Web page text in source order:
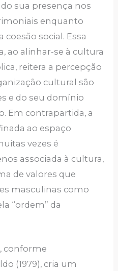
sua presença nos
enquanto
coesão social. Essa
ao alinhar-se à cultura
reitera a percepção
cultural são
e do seu domínio
Em contrapartida, a
ao espaço
vezes é
associada à cultura,
de valores que
masculinas como
“ordem” da
conforme
(1979), cria um